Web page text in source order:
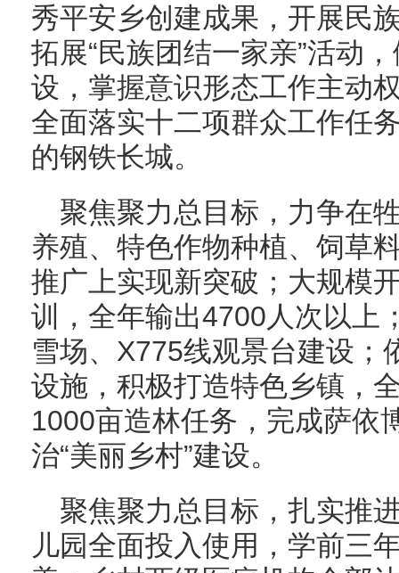
秀平安乡创建成果，开展民
拓展“民族团结一家亲”活动
设，掌握意识形态工作主动
全面落实十二项群众工作任
的钢铁长城。
聚焦聚力总目标，力争在
养殖、特色作物种植、饲草
推广上实现新突破；大规模
训，全年输出4700人次以上
雪场、X775线观景台建设；
设施，积极打造特色乡镇，
1000亩造林任务，完成萨依
治“美丽乡村”建设。
聚焦聚力总目标，扎实推
儿园全面投入使用，学前三